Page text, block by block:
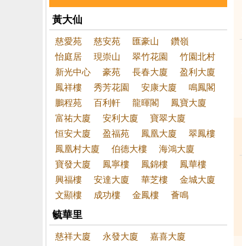
黃大仙
慈愛苑 慈安苑 匯豪山
鑽嶺
怡庭居
現崇山 翠竹花園
竹園北村
新光中心
豪苑 長春大廈
盈利大廈
鳳祥樓
秀芳花園 安康大廈
鳴鳳閣
鵬程苑
百利軒 龍暉閣
鳳寶大廈
富祐大廈
安利大廈
寶翠大廈
恒安大廈
盈福苑 鳳凰大廈
翠鳳樓
鳳凰村大廈
伯德大樓
海鴻大廈
寶發大廈
鳳寧樓 鳳錦樓
鳳華樓
興福樓
安達大廈 華芝樓
金城大廈
文顯樓
成功樓 金鳳樓 薈鳴
毓華里
慈祥大廈 永發大廈
嘉喜大廈